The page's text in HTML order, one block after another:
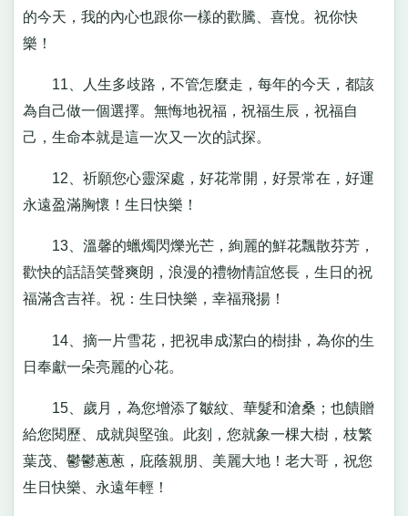
的今天，我的內心也跟你一樣的歡騰、喜悅。祝你快
樂！
11、人生多歧路，不管怎麼走，每年的今天，都該
為自己做一個選擇。無悔地祝福，祝福生辰，祝福自
己，生命本就是這一次又一次的試探。
12、祈願您心靈深處，好花常開，好景常在，好運
永遠盈滿胸懷！生日快樂！
13、溫馨的蠟燭閃爍光芒，絢麗的鮮花飄散芬芳，
歡快的話語笑聲爽朗，浪漫的禮物情誼悠長，生日的祝
福滿含吉祥。祝：生日快樂，幸福飛揚！
14、摘一片雪花，把祝串成潔白的樹掛，為你的生
日奉獻一朵亮麗的心花。
15、歲月，為您增添了皺紋、華髮和滄桑；也饋贈
給您閱歷、成就與堅強。此刻，您就象一棵大樹，枝繁
葉茂、鬱鬱蔥蔥，庇蔭親朋、美麗大地！老大哥，祝您
生日快樂、永遠年輕！